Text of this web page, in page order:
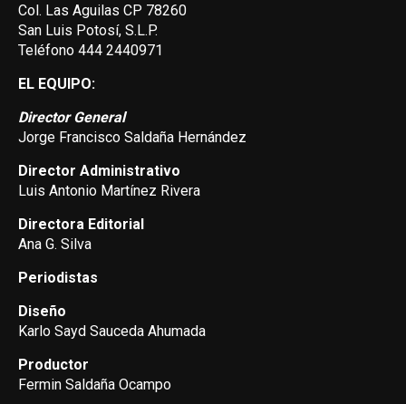
Col. Las Aguilas CP 78260
San Luis Potosí, S.L.P.
Teléfono 444 2440971
EL EQUIPO:
Director General
Jorge Francisco Saldaña Hernández
Director Administrativo
Luis Antonio Martínez Rivera
Directora Editorial
Ana G. Silva
Periodistas
Diseño
Karlo Sayd Sauceda Ahumada
Productor
Fermin Saldaña Ocampo